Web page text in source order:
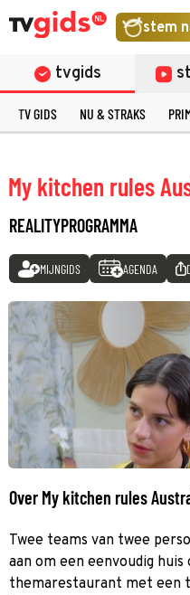
stem
tvgids
TV GIDS NU & STRAKS
My kitchen rules
REALITYPROGRAMMA
MIJNGIDS AGENDA
Over My kitchen rules
Twee teams van twee
aan om een eenvoudig
themarestaurant met een